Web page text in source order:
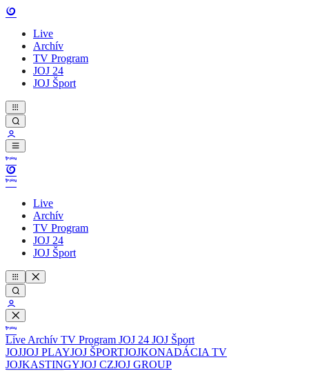
Live
Archív
TV Program
JOJ 24
JOJ Šport
Live
Archív
TV Program
JOJ 24
JOJ Šport
Live Archív TV Program JOJ 24 JOJ Šport
JOJJOJ PLAYJOJ ŠPORTJOJKONADÁCIA TV
JOJKASTINGYJOJ CZJOJ GROUP